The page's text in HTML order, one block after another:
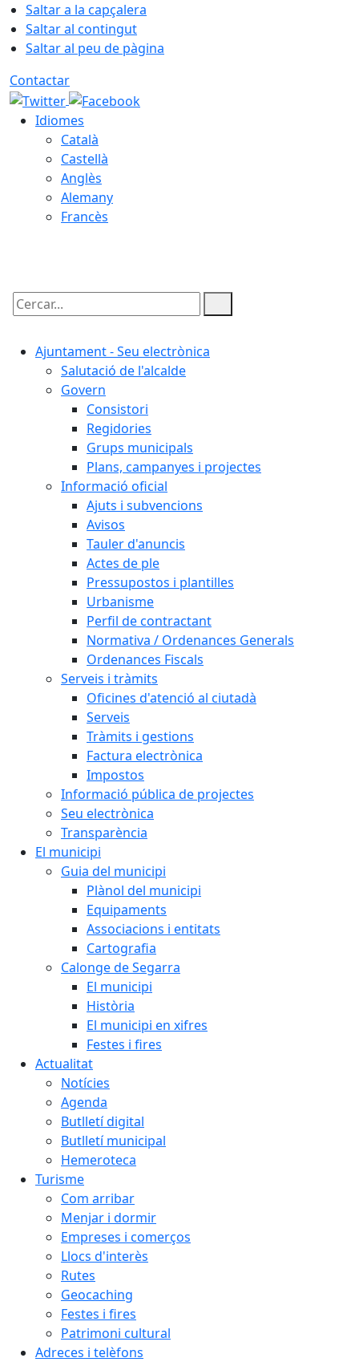
Saltar a la capçalera
Saltar al contingut
Saltar al peu de pàgina
Contactar
Idiomes
Català
Castellà
Anglès
Alemany
Francès
Cercar:
Ajuntament - Seu electrònica
Salutació de l'alcalde
Govern
Consistori
Regidories
Grups municipals
Plans, campanyes i projectes
Informació oficial
Ajuts i subvencions
Avisos
Tauler d'anuncis
Actes de ple
Pressupostos i plantilles
Urbanisme
Perfil de contractant
Normativa / Ordenances Generals
Ordenances Fiscals
Serveis i tràmits
Oficines d'atenció al ciutadà
Serveis
Tràmits i gestions
Factura electrònica
Impostos
Informació pública de projectes
Seu electrònica
Transparència
El municipi
Guia del municipi
Plànol del municipi
Equipaments
Associacions i entitats
Cartografia
Calonge de Segarra
El municipi
Història
El municipi en xifres
Festes i fires
Actualitat
Notícies
Agenda
Butlletí digital
Butlletí municipal
Hemeroteca
Turisme
Com arribar
Menjar i dormir
Empreses i comerços
Llocs d'interès
Rutes
Geocaching
Festes i fires
Patrimoni cultural
Adreces i telèfons